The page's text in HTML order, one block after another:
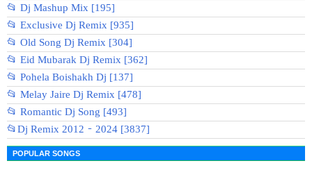
📂 Dj Mashup Mix [195]
📂 Exclusive Dj Remix [935]
📂 Old Song Dj Remix [304]
📂 Eid Mubarak Dj Remix [362]
📂 Pohela Boishakh Dj [137]
📂 Melay Jaire Dj Remix [478]
📂 Romantic Dj Song [493]
📂Dj Remix 2012 - 2024 [3837]
POPULAR SONGS